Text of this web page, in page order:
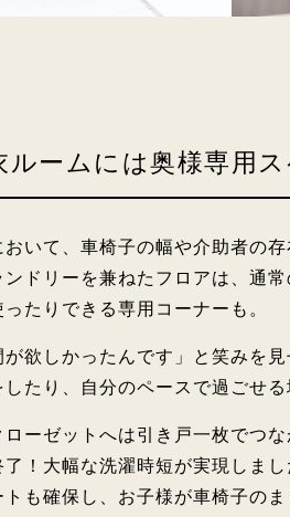
ルームには奥様専用ス
いて、車椅子の幅や介助者の
ドリーを兼ねたフロアは、通
たりできる専用コーナーも。
が欲しかったんです」と笑みを
たり、自分のペースで過ごせ
ーゼットへは引き戸一枚でつ
！大幅な洗濯時短が実現しま
も確保し、お子様が車椅子の